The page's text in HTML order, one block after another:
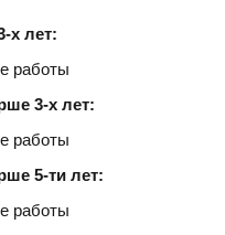
х лет:
работы
3-х лет:
работы
5-ти лет:
работы